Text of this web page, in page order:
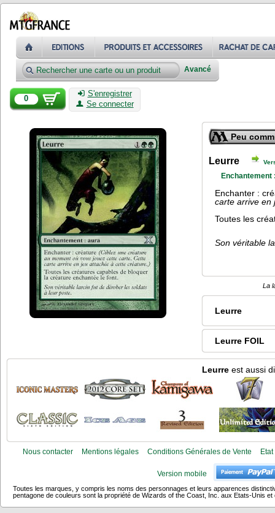
Avancé
0
S'enregistrer
Se connecter
Peu
Leurre
Enchantement
Enchanter :
carte arrive en
Toutes les
Son véritable
La
Leurre
Leurre FOIL
Leurre est aussi
Nous contacter Mentions légales Conditions Générales de Vente
Version mobile
Toutes les marques, y compris les noms des personnages et leurs apparences
pentagone de couleurs sont la propriété de Wizards of the Coast, Inc. aux Etats-Unis